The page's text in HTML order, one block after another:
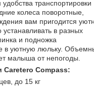
транспортировки
колеса поворотные,
вам пригодится
в разных
и подножка
в уютную люльку.
малыша от непогоды.
Caretero Compass:
до 15 кг